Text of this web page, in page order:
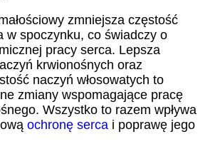
zmniejsza częstość
w spoczynku, co świadczy o
pracy serca. Lepsza
krwionośnych oraz
naczyń włosowatych to
zmiany wspomagające pracę
Wszystko to razem wpływa
ochronę serca i poprawę jego